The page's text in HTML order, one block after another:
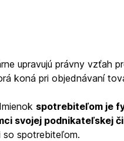
upravujú právny vzťah
koná pri objednávaní
spotrebiteľom je
svojej podnikateľskej
so spotrebiteľom.